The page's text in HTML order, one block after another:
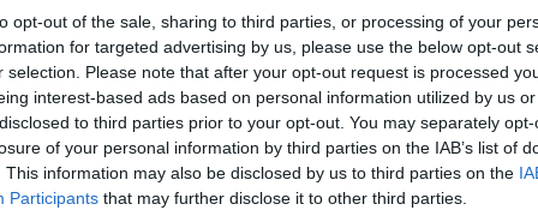
opt-out of the sale, sharing to third parties, or processing of your
for targeted advertising by us, please use the below opt-out
selection. Please note that after your opt-out request is processed
interest-based ads based on personal information utilized by us
to third parties prior to your opt-out. You may separately
of your personal information by third parties on the IAB’s list of
This information may also be disclosed by us to third parties on the
Participants that may further disclose it to other third parties.
la diciassettesima stagione sportiva
gli occhi attenti e vigili dello staff
più di trenta ragazzi, tra facce